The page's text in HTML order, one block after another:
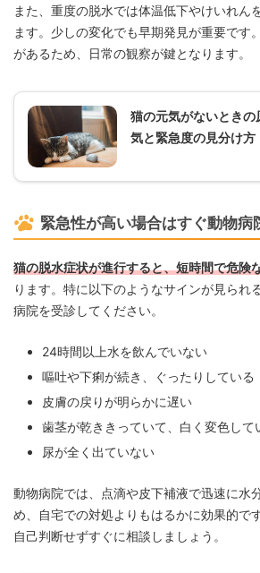
また、重度の脱水では体温低下やけいれん
ます。少しの変化でも早期発見が重要です
があるため、日常の観察が鍵となります。
猫の元気がないとき
気と緊急度の見分け方
緊急性が高い場合はすぐ動物病
猫の脱水症状が進行すると、短時間で危険
ります。特に以下のようなサインが見られ
病院を受診してください。
24時間以上水を飲んでいない
嘔吐や下痢が続き、ぐったりしている
皮膚の戻りが明らかに遅い
歯茎が乾ききっていて、白く変色して
尿が全く出ていない
動物病院では、点滴や皮下補液で迅速に水
め、自宅での対処よりもはるかに効果的で
自己判断せずすぐに相談しましょう。